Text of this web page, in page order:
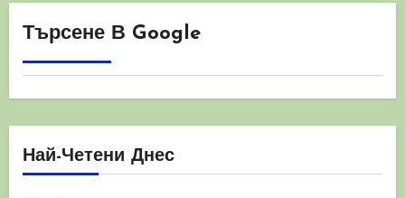
Търсене В Google
Най-Четени Днес